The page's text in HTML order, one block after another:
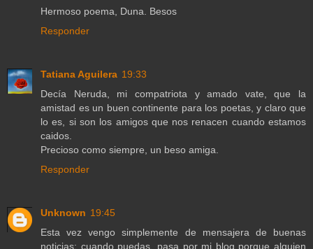
Hermoso poema, Duna. Besos
Responder
Tatiana Aguilera 19:33
Decía Neruda, mi compatriota y amado vate, que la
amistad es un buen continente para los poetas, y claro que
lo es, si son los amigos que nos renacen cuando estamos
caidos.
Precioso como siempre, un beso amiga.
Responder
Unknown 19:45
Esta vez vengo simplemente de mensajera de buenas
noticias: cuando puedas, pasa por mi blog porque alguien